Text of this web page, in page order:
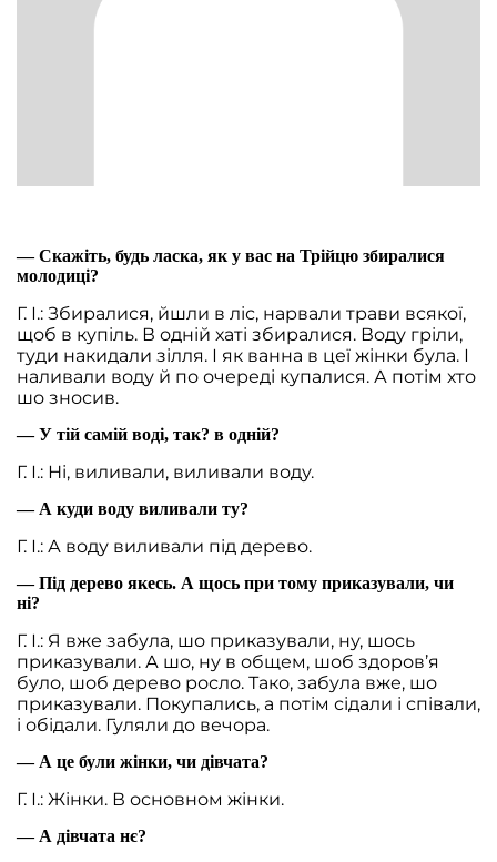
— Скажіть, будь ласка, як у вас на Трійцю збиралися
молодиці?
Г. І.: Збиралися, йшли в ліс, нарвали трави всякої,
щоб в купіль. В одній хаті збиралися. Воду гріли,
туди накидали зілля. І як ванна в цеї жінки була. І
наливали воду й по очереді купалися. А потім хто
шо зносив.
— У тій самій воді, так? в одній?
Г. І.: Ні, виливали, виливали воду.
— А куди воду виливали ту?
Г. І.: А воду виливали під дерево.
— Під дерево якесь. А щось при тому приказували, чи
ні?
Г. І.: Я вже забула, шо приказували, ну, шось
приказували. А шо, ну в общем, шоб здоров’я
було, шоб дерево росло. Тако, забула вже, шо
приказували. Покупались, а потім сідали і співали,
і обідали. Гуляли до вечора.
— А це були жінки, чи дівчата?
Г. І.: Жінки. В основном жінки.
— А дівчата нє?